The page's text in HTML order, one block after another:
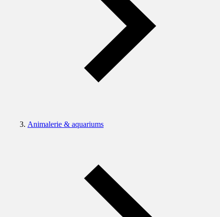
Animalerie & aquariums